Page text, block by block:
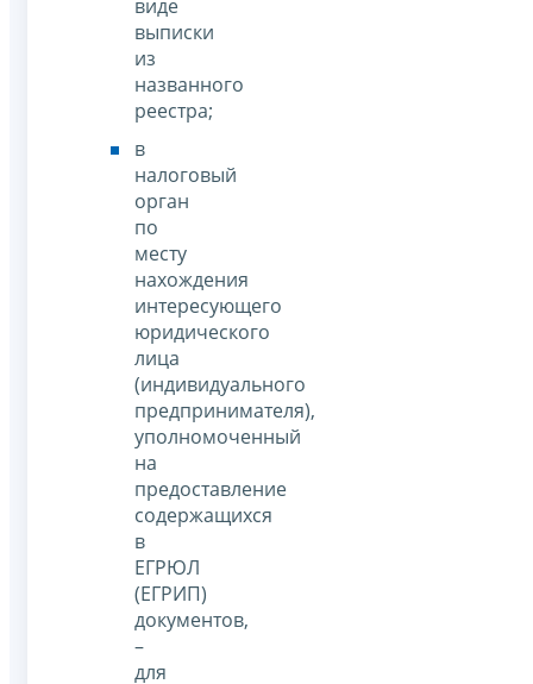
виде
выписки
из
названного
реестра;
в
налоговый
орган
по
месту
нахождения
интересующего
юридического
лица
(индивидуального
предпринимателя),
уполномоченный
на
предоставление
содержащихся
в
ЕГРЮЛ
(ЕГРИП)
документов,
–
для